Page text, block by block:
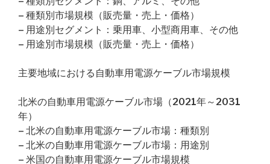
– 種類別市場規模（販売量・売上・価格）
– 用途別セグメント：乗用車、小型商用車、その他
– 用途別市場規模（販売量・売上・価格）
主要地域における自動車用電源ケーブル市場規模
北米の自動車用電源ケーブル市場（2021年～2031
年）
– 北米の自動車用電源ケーブル市場：種類別
– 北米の自動車用電源ケーブル市場：用途別
– 米国の自動車用電源ケーブル市場規模